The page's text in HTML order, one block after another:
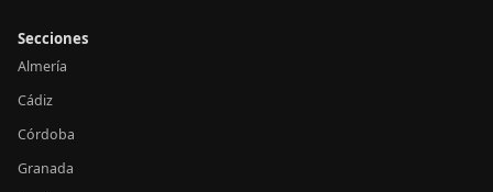
Secciones
Almería
Cádiz
Córdoba
Granada